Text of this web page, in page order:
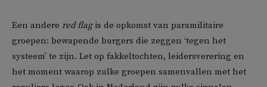
Een andere red flagis de opkomst van paramilitaire
groepen: bewapende burgers die zeggen ‘tegen het
systeem’ te zijn. Let op fakkeltochten, leidersverering en
het moment waarop zulke groepen samenvallen met het